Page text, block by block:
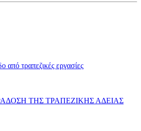
τραπεζικές εργασίες
ΤΗΣ ΤΡΑΠΕΖΙΚΗΣ ΑΔΕΙΑΣ